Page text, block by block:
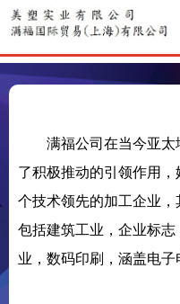
满福公司在当今亚太
了积极推动的引领作用
个技术领先的加工企业，
包括建筑工业，企业标
业，数码印刷，涵盖电子